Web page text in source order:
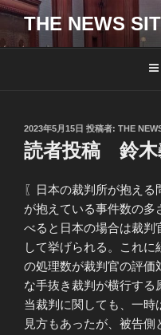
コ
テ
THE NEWS
投
稿
日:
2023年5月15日 投稿者: THE
読者投稿 鈴木
〖日本の裁判所が抱え
が抱えている事件数の多
べると日本の場合は裁判
して挙げられる。これに
の処理数が裁判官の評価
な手抜き裁判が横行する
当裁判に関しても、一時
見方もあったが、被告